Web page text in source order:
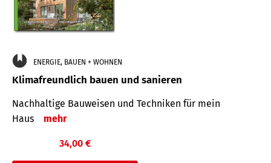
ENERGIE, BAUEN + WOHNEN
Klimafreundlich bauen und sanieren
Nachhaltige Bauweisen und Techniken für mein
Haus
mehr
34,00 €